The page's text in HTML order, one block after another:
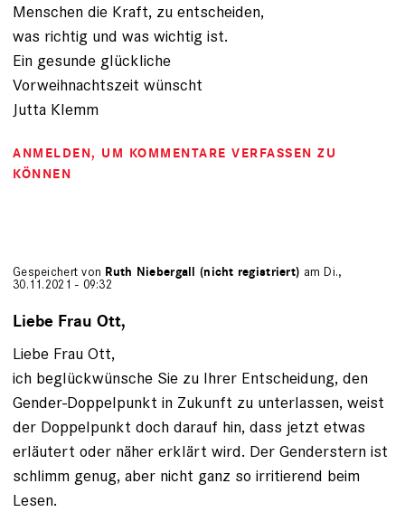
Menschen die Kraft, zu entscheiden,
was richtig und was wichtig ist.
Ein gesunde glückliche
Vorweihnachtszeit wünscht
Jutta Klemm
ANMELDEN, UM KOMMENTARE VERFASSEN ZU
KÖNNEN
Gespeichert von Ruth Niebergall (nicht registriert) am Di.,
30.11.2021 - 09:32
Liebe Frau Ott,
Liebe Frau Ott,
ich beglückwünsche Sie zu Ihrer Entscheidung, den
Gender-Doppelpunkt in Zukunft zu unterlassen, weist
der Doppelpunkt doch darauf hin, dass jetzt etwas
erläutert oder näher erklärt wird. Der Genderstern ist
schlimm genug, aber nicht ganz so irritierend beim
Lesen.